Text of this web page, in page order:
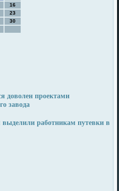
16
23
30
доволен проектами
завода
работникам путевки в